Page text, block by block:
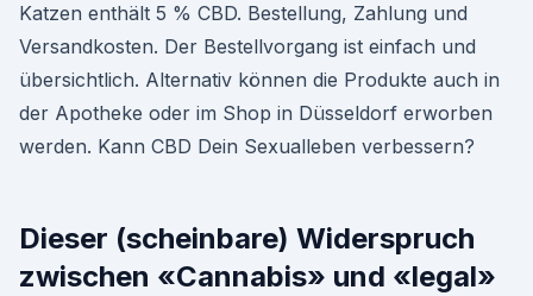
Katzen enthält 5 % CBD. Bestellung, Zahlung und
Versandkosten. Der Bestellvorgang ist einfach und
übersichtlich. Alternativ können die Produkte auch in
der Apotheke oder im Shop in Düsseldorf erworben
werden. Kann CBD Dein Sexualleben verbessern?
Dieser (scheinbare) Widerspruch
zwischen «Cannabis» und «legal»